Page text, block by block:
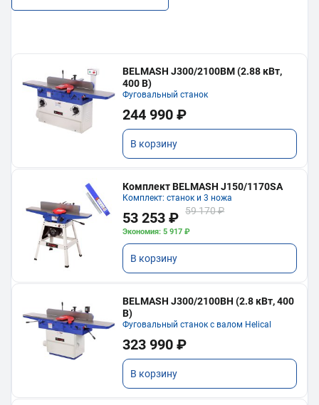
BELMASH J300/2100ВМ (2.88 кВт,
400 В)
Фуговальный станок
244 990 ₽
В корзину
Комплект BELMASH J150/1170SA
Комплект: станок и 3 ножа
53 253 ₽ 59 170 ₽
Экономия: 5 917 ₽
В корзину
BELMASH J300/2100ВH (2.8 кВт, 400
В)
Фуговальный станок с валом Helical
323 990 ₽
В корзину